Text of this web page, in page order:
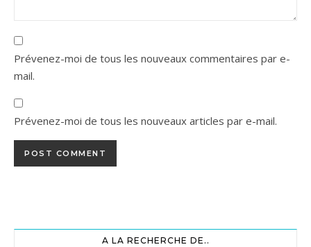
Prévenez-moi de tous les nouveaux commentaires par e-
mail.
Prévenez-moi de tous les nouveaux articles par e-mail.
A LA RECHERCHE DE..